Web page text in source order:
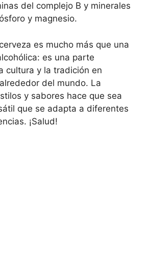
del complejo B y minerales
y magnesio.
es mucho más que una
es una parte
cultura y la tradición en
alrededor del mundo. La
y sabores hace que sea
que se adapta a diferentes
¡Salud!